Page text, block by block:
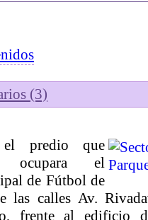
(3)
predio que
ocupara el
de Fútbol de
las calles Av.
frente al edificio